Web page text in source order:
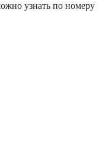
узнать по номеру